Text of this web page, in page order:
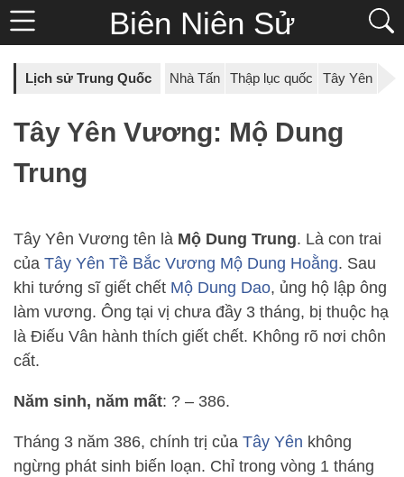
Biên Niên Sử
Lịch sử Trung Quốc Nhà Tấn Thập lục quốc Tây Yên
Tây Yên Vương: Mộ Dung
Trung
Tây Yên Vương tên là Mộ Dung Trung. Là con trai
của Tây Yên Tề Bắc Vương Mộ Dung Hoằng. Sau
khi tướng sĩ giết chết Mộ Dung Dao, ủng hộ lập ông
làm vương. Ông tại vị chưa đầy 3 tháng, bị thuộc hạ
là Điếu Vân hành thích giết chết. Không rõ nơi chôn
cất.
Năm sinh, năm mất: ? – 386.
Tháng 3 năm 386, chính trị của Tây Yên không
ngừng phát sinh biến loạn. Chỉ trong vòng 1 tháng